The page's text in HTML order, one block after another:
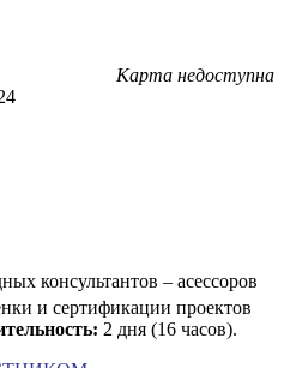
Карта недоступна
консультантов – асессоров
и сертификации проектов
2 дня (16 часов).